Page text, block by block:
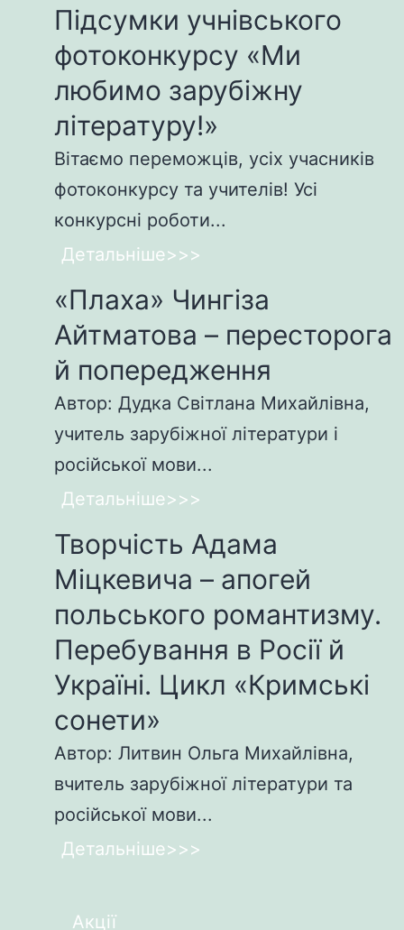
Підсумки учнівського
фотоконкурсу «Ми
любимо зарубіжну
літературу!»
Вітаємо переможців, усіх учасників
фотоконкурсу та учителів! Усі
конкурсні роботи...
Детальніше>>>
«Плаха» Чингіза
Айтматова – пересторога
й попередження
Автор: Дудка Світлана Михайлівна,
учитель зарубіжної літератури і
російської мови...
Детальніше>>>
Творчість Адама
Міцкевича – апогей
польського романтизму.
Перебування в Росії й
Україні. Цикл «Кримські
сонети»
Автор: Литвин Ольга Михайлівна,
вчитель зарубіжної літератури та
російської мови...
Детальніше>>>
Акції